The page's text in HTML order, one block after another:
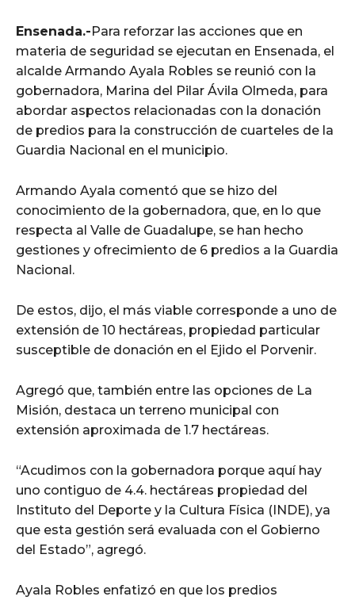
Ensenada.- Para reforzar las acciones que en
materia de seguridad se ejecutan en Ensenada, el
alcalde Armando Ayala Robles se reunió con la
gobernadora, Marina del Pilar Ávila Olmeda, para
abordar aspectos relacionadas con la donación
de predios para la construcción de cuarteles de la
Guardia Nacional en el municipio.
Armando Ayala comentó que se hizo del
conocimiento de la gobernadora, que, en lo que
respecta al Valle de Guadalupe, se han hecho
gestiones y ofrecimiento de 6 predios a la Guardia
Nacional.
De estos, dijo, el más viable corresponde a uno de
extensión de 10 hectáreas, propiedad particular
susceptible de donación en el Ejido el Porvenir.
Agregó que, también entre las opciones de La
Misión, destaca un terreno municipal con
extensión aproximada de 1.7 hectáreas.
“Acudimos con la gobernadora porque aquí hay
uno contiguo de 4.4. hectáreas propiedad del
Instituto del Deporte y la Cultura Física (INDE), ya
que esta gestión será evaluada con el Gobierno
del Estado”, agregó.
Ayala Robles enfatizó en que los predios